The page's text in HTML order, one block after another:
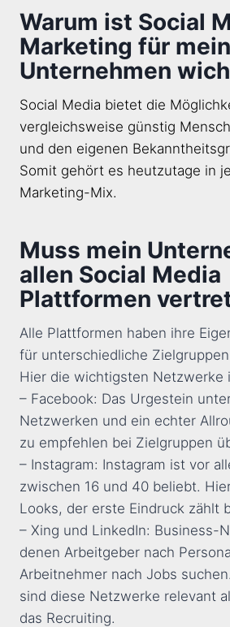
Warum ist Social
Marketing für mein
Unternehmen
Social Media bietet die
vergleichsweise günstig
und den eigenen
Somit gehört es heutzutage in
Marketing-Mix.
Muss mein
allen Social Media
Plattformen
Alle Plattformen haben ihre
für unterschiedliche
Hier die wichtigsten Netzwerke
– Facebook: Das Urgestein
Netzwerken und ein echter
zu empfehlen bei Zielgruppen
– Instagram: Instagram ist vor
zwischen 16 und 40 beliebt.
Looks, der erste Eindruck zählt
– Xing und LinkedIn: Business-
denen Arbeitgeber nach
Arbeitnehmer nach Jobs
sind diese Netzwerke relevant
das Recruiting.